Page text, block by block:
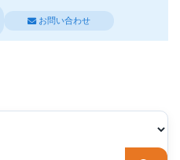
お問い合わせ